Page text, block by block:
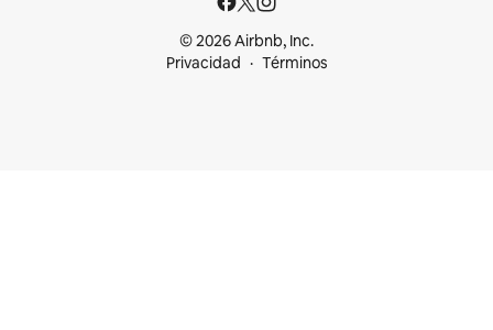
© 2026 Airbnb, Inc.
Privacidad
Términos